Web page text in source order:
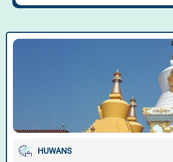
HUWANS